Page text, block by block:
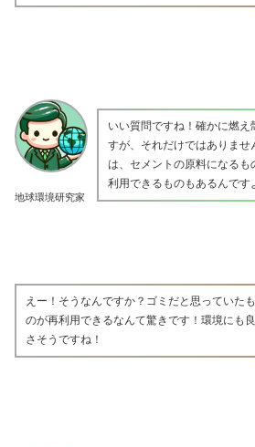
地球環境研究家
いい質問ですね！確かに燃え
すが、それだけではありませ
は、セメントの原料になる
利用できるものもあるんです
えー！そうなんですか？ゴミだと思っていたも
のが再利用できるなんて驚きです！環境にも良
さそうですね！